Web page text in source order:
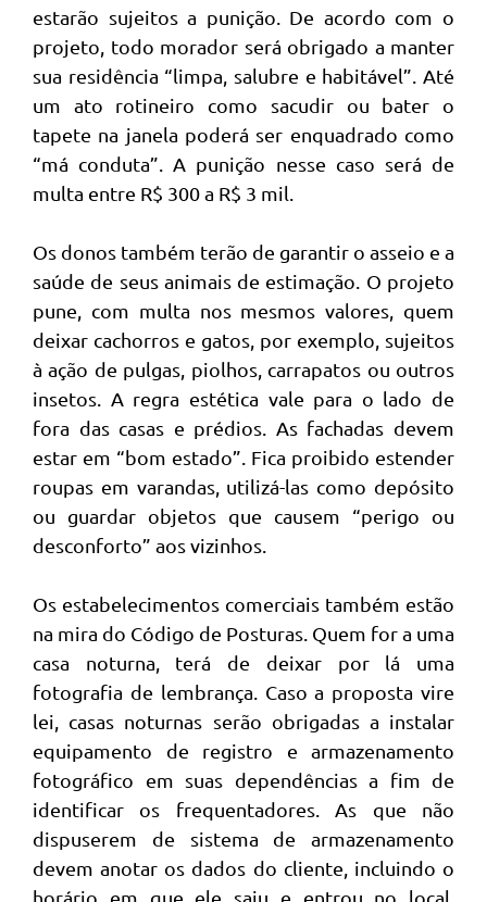
estarão sujeitos a punição. De acordo com o
projeto, todo morador será obrigado a manter
sua residência “limpa, salubre e habitável”. Até
um ato rotineiro como sacudir ou bater o
tapete na janela poderá ser enquadrado como
“má conduta”. A punição nesse caso será de
multa entre R$ 300 a R$ 3 mil.
Os donos também terão de garantir o asseio e a
saúde de seus animais de estimação. O projeto
pune, com multa nos mesmos valores, quem
deixar cachorros e gatos, por exemplo, sujeitos
à ação de pulgas, piolhos, carrapatos ou outros
insetos. A regra estética vale para o lado de
fora das casas e prédios. As fachadas devem
estar em “bom estado”. Fica proibido estender
roupas em varandas, utilizá-las como depósito
ou guardar objetos que causem “perigo ou
desconforto” aos vizinhos.
Os estabelecimentos comerciais também estão
na mira do Código de Posturas. Quem for a uma
casa noturna, terá de deixar por lá uma
fotografia de lembrança. Caso a proposta vire
lei, casas noturnas serão obrigadas a instalar
equipamento de registro e armazenamento
fotográfico em suas dependências a fim de
identificar os frequentadores. As que não
dispuserem de sistema de armazenamento
devem anotar os dados do cliente, incluindo o
horário em que ele saiu e entrou no local.